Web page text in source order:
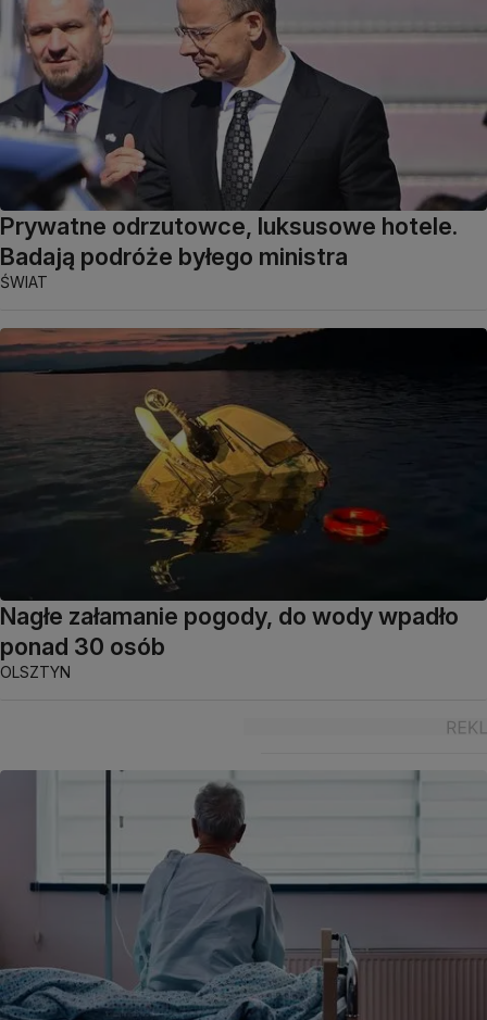
Prywatne odrzutowce, luksusowe hotele.
Badają podróże byłego ministra
ŚWIAT
Nagłe załamanie pogody, do wody wpadło
ponad 30 osób
OLSZTYN